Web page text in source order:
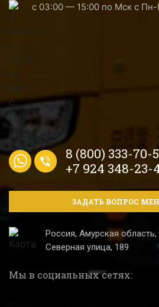
с 03:00 — 15:00 по Мск с
8 (800) 333-70-
+7 924 348-23-
ЗАДАТЬ ВОПРОС
Россия, Амурская
Северная улица, 189
Мы в социальных сетях: